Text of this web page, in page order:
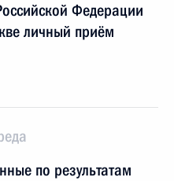
Федерации
личный приём
по результатам